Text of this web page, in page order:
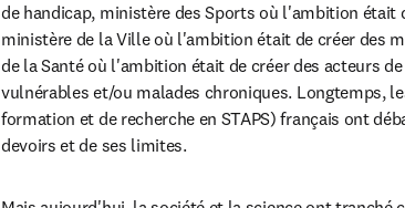
de handicap, ministère des Sports où l'ambition
ministère de la Ville où l'ambition était de créer des
de la Santé où l'ambition était de créer des acteurs
vulnérables et/ou malades chroniques. Longtemps,
formation et de recherche en STAPS) français ont
devoirs et de ses limites.